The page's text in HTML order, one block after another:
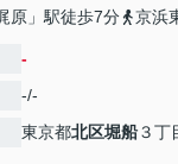
原」駅徒歩7分
京浜
-
-/-
東京都北区堀船３丁